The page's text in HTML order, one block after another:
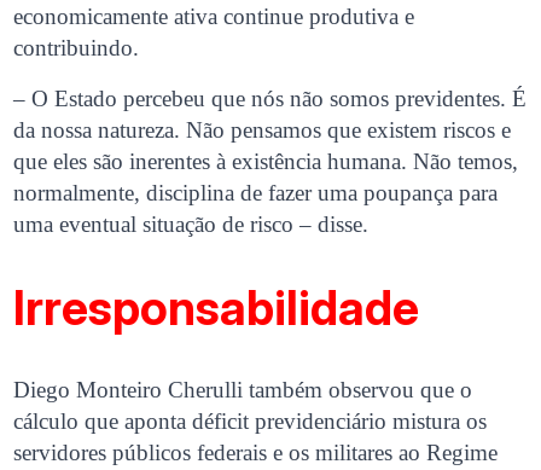
economicamente ativa continue produtiva e
contribuindo.
– O Estado percebeu que nós não somos previdentes. É
da nossa natureza. Não pensamos que existem riscos e
que eles são inerentes à existência humana. Não temos,
normalmente, disciplina de fazer uma poupança para
uma eventual situação de risco – disse.
Irresponsabilidade
Diego Monteiro Cherulli também observou que o
cálculo que aponta déficit previdenciário mistura os
servidores públicos federais e os militares ao Regime